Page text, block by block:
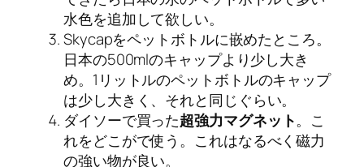
水色を追加して欲しい。
Skycapをペットボトルに嵌めたところ。
日本の500mlのキャップより少し大き
め。1リットルのペットボトルのキャップ
は少し大きく、それと同じぐらい。
ダイソーで買った超強力マグネット。こ
れをどこがで使う。これはなるべく磁力
の強い物が良い。